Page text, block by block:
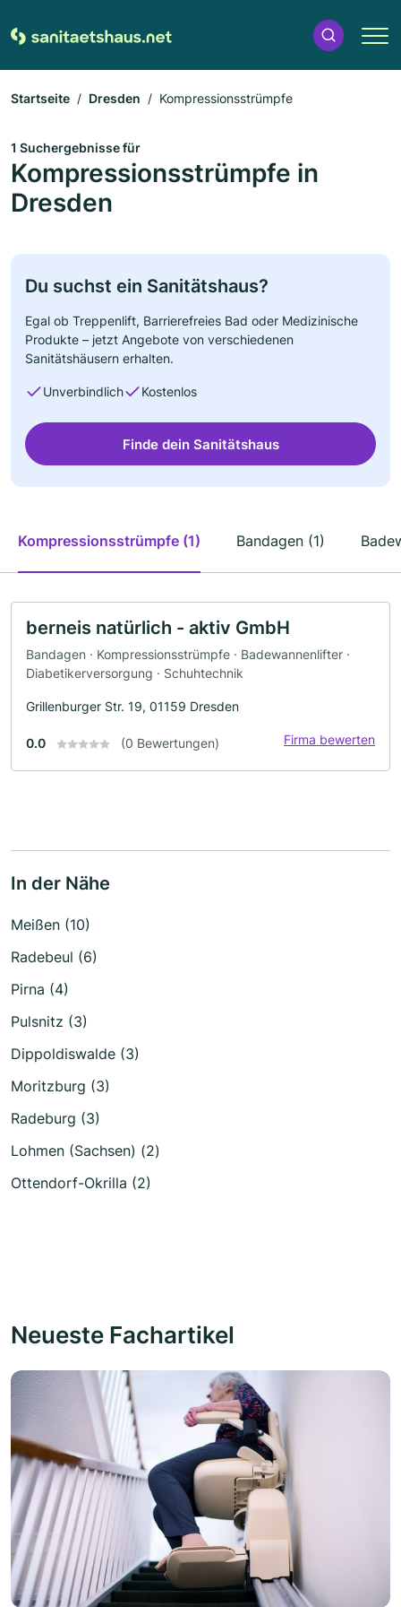
Startseite Dresden Kompressionsstrümpfe
1 Suchergebnisse für
Kompressionsstrümpfe in
Dresden
Du suchst ein Sanitätshaus?
Egal ob Treppenlift, Barrierefreies Bad oder Medizinische
Produkte – jetzt Angebote von verschiedenen
Sanitätshäusern erhalten.
Unverbindlich Kostenlos
Finde dein Sanitätshaus
Kompressionsstrümpfe (1) Bandagen (1)
berneis natürlich - aktiv GmbH
Bandagen · Kompressionsstrümpfe · Badewannenlifter ·
Diabetikerversorgung · Schuhtechnik
Grillenburger Str. 19, 01159 Dresden
0.0 (0 Bewertungen) Firma bewerten
In der Nähe
Meißen (10)
Radebeul (6)
Pirna (4)
Pulsnitz (3)
Dippoldiswalde (3)
Moritzburg (3)
Radeburg (3)
Lohmen (Sachsen) (2)
Ottendorf-Okrilla (2)
Neueste Fachartikel